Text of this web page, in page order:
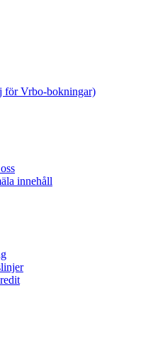
för Vrbo-bokningar)
innehåll